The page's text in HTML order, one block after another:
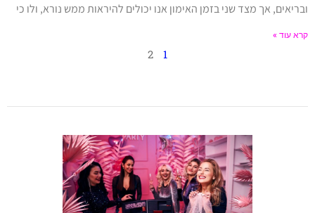
ובריאים, אך מצד שני בזמן האימון אנו יכולים להיראות ממש נורא, ולו כי
קרא עוד »
1
2